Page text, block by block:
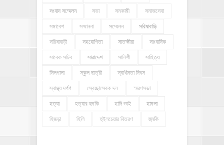
সংবাদ সম্মেলন সভা সমকামী সমাজসেবা
সমাবেশ সম্মাননা সম্মেলন সরিষাবাড়ি
সরিষাবাড়ী সহযোগিতা সাতক্ষীরা সাংবাদিক
সাবেক সচিব সারাদেশ সালিশী সাহিত্য
সিলগালা স্কুল ছাত্রী স্বাধীনতা দিবস
স্বাস্থ্য দর্পণ স্বেচ্ছাসেবক দল স্মরণসভা
হত্যা হত্যার হুমকি হাদি ভাই হামলা
হিজড়া হিলি হুইলচেয়ার বিতরণ হুমকি